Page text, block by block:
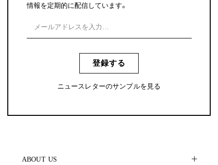
情報を定期的に配信しています。
登録する
ニュースレターのサンプルを見る
ABOUT US